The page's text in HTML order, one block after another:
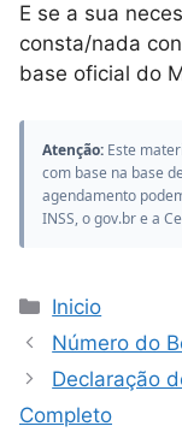
E se a sua
consta/nada
base oficial do
Atenção: Este
com base na base
agendamento
INSS, o gov.br e a
Categorias
Inicio
Número do
Declaração
Completo